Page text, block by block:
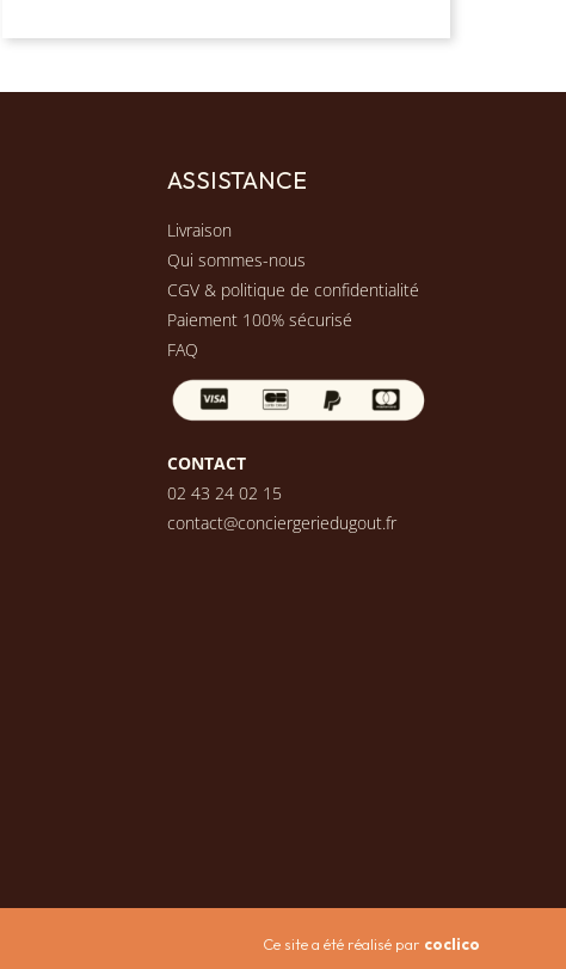
ASSISTANCE
Livraison
Qui sommes-nous
CGV & politique de confidentialité
Paiement 100% sécurisé
FAQ
CONTACT
02 43 24 02 15
contact@conciergeriedugout.fr
Ce site a été réalisé par coclico